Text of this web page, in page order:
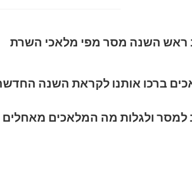
ברכו אותנו לקראת השנה
למסר ולגלות מה המלאכים מאחלים